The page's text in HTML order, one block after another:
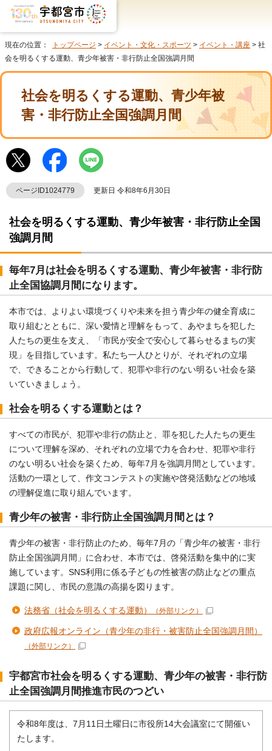
現在の位置： トップページ > イベント・文化・スポーツ > イベント・講座 > 社
会を明るくする運動、青少年被害・非行防止全国強調月間
社会を明るくする運動、青少年被
害・非行防止全国強調月間
ページID1024779 更新日 令和8年6月30日
社会を明るくする運動、青少年被害・非行防止全国
強調月間
毎年7月は社会を明るくする運動、青少年被害・非行防
止全国協調月間になります。
本市では、よりよい環境づくりや未来を担う青少年の健全育成に
取り組むとともに、深い愛情と理解をもって、あやまちを犯した
人たちの更生を支え、「市民が安全で安心して暮らせるまちの実
現」を目指しています。私たち一人ひとりが、それぞれの立場
で、できることから行動して、犯罪や非行のない明るい社会を築
いていきましょう。
社会を明るくする運動とは？
すべての市民が、犯罪や非行の防止と、罪を犯した人たちの更生
について理解を深め、それぞれの立場で力を合わせ、犯罪や非行
のない明るい社会を築くため、毎年7月を強調月間としています。
活動の一環として、作文コンテストの実施や啓発活動などの地域
の理解促進に取り組んでいます。
青少年の被害・非行防止全国強調月間とは？
青少年の被害・非行防止のため、毎年7月の「青少年の被害・非行
防止全国強調月間」に合わせ、本市では、啓発活動を集中的に実
施しています。SNS利用に係る子どもの性被害の防止などの重点
課題に関し、市民の意識の高揚を図ります。
法務省（社会を明るくする運動） （外部リンク）
政府広報オンライン（青少年の非行・被害防止全国強調月間）
（外部リンク）
宇都宮市社会を明るくする運動、青少年の被害・非行防
止全国強調月間推進市民のつどい
令和8年度は、7月11日土曜日に市役所14大会議室にて開催い
たします。